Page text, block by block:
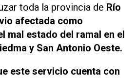
toda la provincia de Río
afectada como
mal estado del ramal en el
y San Antonio Oeste.
este servicio cuenta con